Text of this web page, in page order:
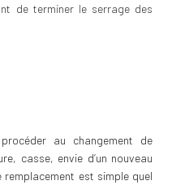
de terminer le serrage des
au changement de
casse, envie d’un nouveau
remplacement est simple quel